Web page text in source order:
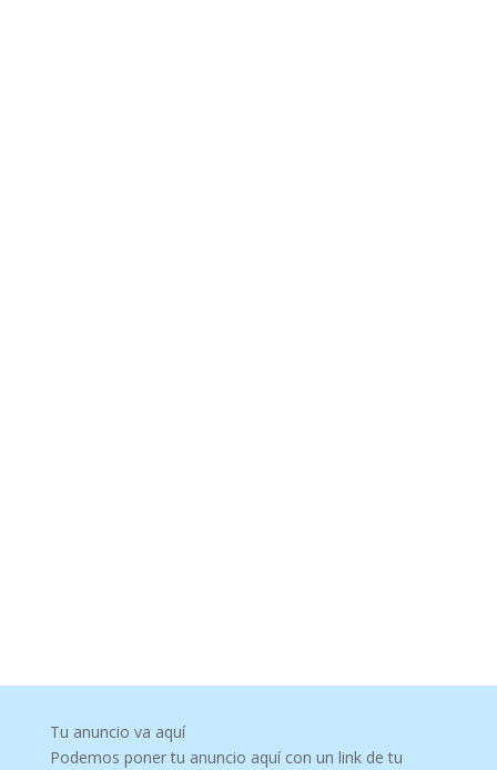
Tu anuncio va aquí
Podemos poner tu anuncio aquí con un link de tu